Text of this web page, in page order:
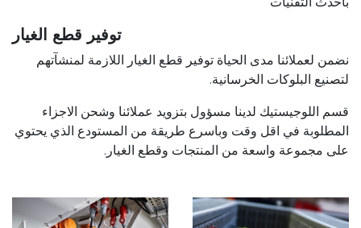
توفير قطع الغيار
نضمن لعملائنا مدى الحياة توفير قطع الغيار اللازمة لمنشآتهم
لتصنيع البلوكات الخرسانية.
قسم اللوجيستيك لدينا مسؤول بتزويد عملائنا وشحن الاجزاء
المطلوبة في اقل وقت وباسرع طريقة من المستودع الذي يحتوي
على مجموعة واسعة من المنتجات وقطع الغيار.